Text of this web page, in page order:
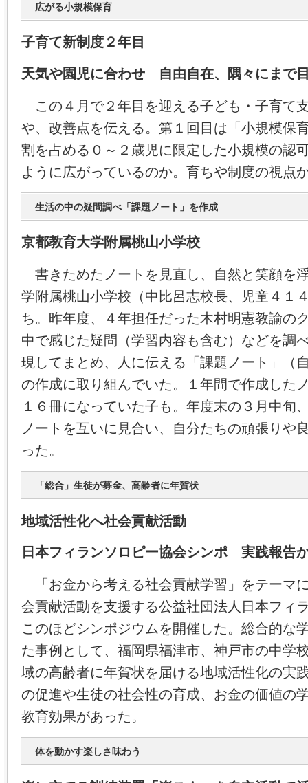
広がる小規模保育
子育て新制度２年目
天気や園児に合わせ 自由自在、隅々にまで
この４月で２年目を迎える子ども・子育て
や、改善点を伝える。第１回目は「小規模保
割を占める０～２歳児に限定した小規模の認
ように広がっているのか。育ちや制度の視点
生活の中の疑問調べ「課題ノート」を作成
京都教育大学附属桃山小学校
書きためたノートを見直し、自然と笑顔を
学附属桃山小学校（中比呂志校長、児童４１
ち。昨年度、４年担任だった木村明憲教諭の
中で感じた疑問（学習内容も含む）などを調
現してまとめ、人に伝える「課題ノート」（
の作成に取り組んでいた。１年間で作成した
１６冊になっていた子も。年度末の３月中旬
ノートを互いに見合い、自分たちの頑張りや
った。
「総合」生徒が募金、高齢者に年賀状
地域活性化へ社会貢献活動
日本フィランソロピー協会シンポ 実践報告
「お金から考える社会貢献学習」をテーマ
会貢献活動を支援する公益社団法人日本フィ
このほどシンポジウムを開催した。総合的な
た事例として、福岡県福津市、神戸市の中学
域の高齢者に年賀状を届ける地域活性化の実
の促進や生徒の社会性の育成、お金の価値の
教育効果があった。
体を動かす楽しさ味わう